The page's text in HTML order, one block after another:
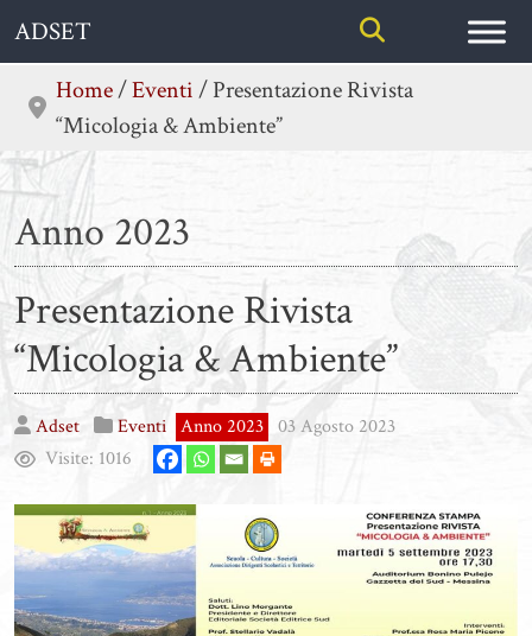
Skip
content
ADSET
Home/Eventi/Presentazione Rivista
“Micologia & Ambiente”
Anno 2023
Presentazione Rivista
“Micologia & Ambiente”
Adset Eventi Anno 2023 03 Agosto 2023
Visite: 1016